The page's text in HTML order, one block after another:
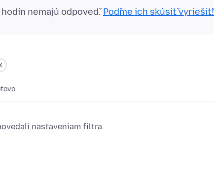
nemajú odpoveď.Poďme ich skúsiť vyriešiť!
nastaveniam filtra.